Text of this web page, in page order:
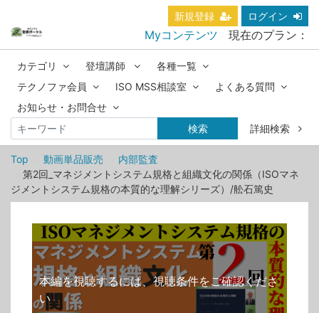
新規登録 ログイン
Myコンテンツ 現在のプラン：
カテゴリ 登壇講師
各種一覧
テクノファ会員
ISO MSS相談室
よくある質問
お知らせ・お問合せ
検索
詳細検索
Top 動画単品販売
内部監査
第2回_マネジメントシステム規格と組織文化の関係（ISOマネ
ジメントシステム規格の本質的な理解シリーズ）/舩石篤史
本編を視聴するには、視聴条件をご確認くださ
い